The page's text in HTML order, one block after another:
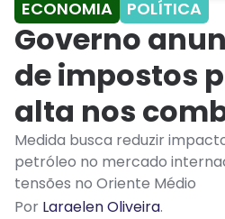
ECONOMIA POLÍTICA
Governo
de impostos
alta nos
Medida busca reduzir
petróleo no mercado
tensões no Oriente Médio
Por Laraelen Oliveira.